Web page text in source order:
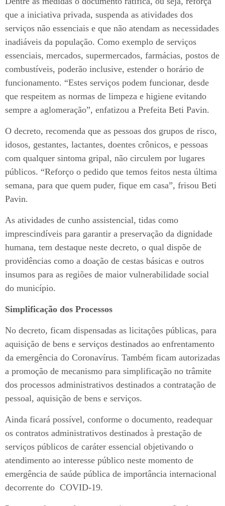
que a iniciativa privada, suspenda as atividades dos
serviços não essenciais e que não atendam as necessidades
inadiáveis da população. Como exemplo de serviços
essenciais, mercados, supermercados, farmácias, postos de
combustíveis, poderão inclusive, estender o horário de
funcionamento. “Estes serviços podem funcionar, desde
que respeitem as normas de limpeza e higiene evitando
sempre a aglomeração”, enfatizou a Prefeita Beti Pavin.
O decreto, recomenda que as pessoas dos grupos de risco,
idosos, gestantes, lactantes, doentes crônicos, e pessoas
com qualquer sintoma gripal, não circulem por lugares
públicos. “Reforço o pedido que temos feitos nesta última
semana, para que quem puder, fique em casa”, frisou Beti
Pavin.
As atividades de cunho assistencial, tidas como
imprescindíveis para garantir a preservação da dignidade
humana, tem destaque neste decreto, o qual dispõe de
providências como a doação de cestas básicas e outros
insumos para as regiões de maior vulnerabilidade social
do município.
Simplificação dos Processos
No decreto, ficam dispensadas as licitações públicas, para
aquisição de bens e serviços destinados ao enfrentamento
da emergência do Coronavírus. Também ficam autorizadas
a promoção de mecanismo para simplificação no trâmite
dos processos administrativos destinados a contratação de
pessoal, aquisição de bens e serviços.
Ainda ficará possível, conforme o documento, readequar
os contratos administrativos destinados à prestação de
serviços públicos de caráter essencial objetivando o
atendimento ao interesse público neste momento de
emergência de saúde pública de importância internacional
decorrente do COVID-19.